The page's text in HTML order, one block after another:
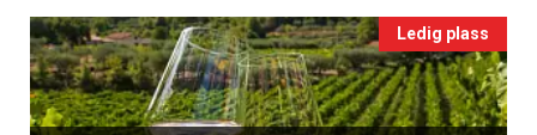
Ledig plass